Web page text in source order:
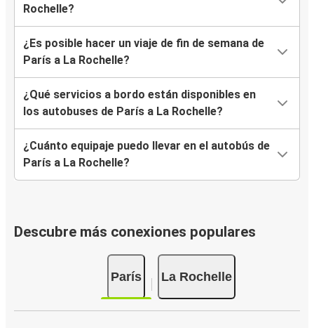
Rochelle?
¿Es posible hacer un viaje de fin de semana de
París a La Rochelle?
¿Qué servicios a bordo están disponibles en
los autobuses de París a La Rochelle?
¿Cuánto equipaje puedo llevar en el autobús de
París a La Rochelle?
Descubre más conexiones populares
París La Rochelle